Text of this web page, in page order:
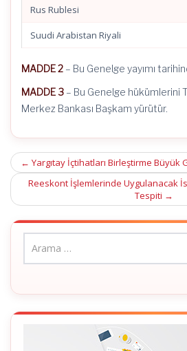
Rus Rublesi
Suudi Arabistan Riyali
MADDE 2 – Bu Genelge yayımı
MADDE 3 – Bu Genelge hükümlerini
Merkez Bankası Başkam yürütür.
Post
navigation
← Yargıtay İçtihatları Birleştirme Büyük
Reeskont İşlemlerinde Uygulanacak
Tespiti →